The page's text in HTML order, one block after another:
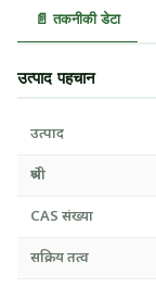
📄 तकनीकी डेटा
उत्पाद पहचान
उत्पाद
श्रेणी
CAS संख्या
सक्रिय तत्व